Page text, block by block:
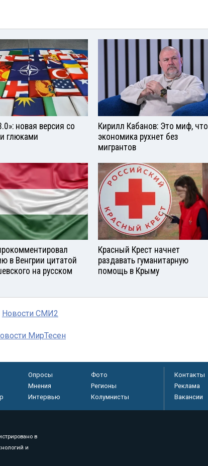
новая версия со
глюками
Кирилл Кабанов: Это миф, что
экономика рухнет без
мигрантов
в Венгрии цитатой
на русском
Красный Крест начнет
раздавать гуманитарную
помощь в Крыму
Новости СМИ2
МирТесен
Опросы
Фото
Мнения
Регионы
Интервью Колумнисты
Контакты
Реклама
Вакансии
в
и